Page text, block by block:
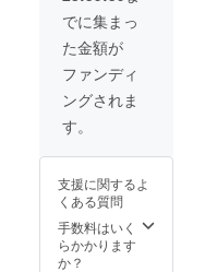
※商品の
仕様、
デザイ
ンに関
しまし
ては一
可能性
いま
す。ご
了承く
ださ
い。
でに集まっ
た金額が
ファンディ
ングされま
す。
支援に関するよ
くある質問
手数料はいく
らかかります
か？